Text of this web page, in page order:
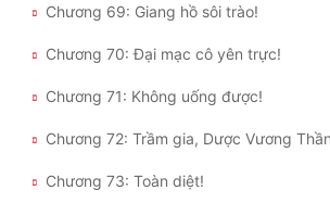
Chương 69: Giang hồ sôi trào!
Chương 70: Đại mạc cô yên trực!
Chương 71: Không uống được!
Chương 72: Trầm gia, Dược Vương
Chương 73: Toàn diệt!